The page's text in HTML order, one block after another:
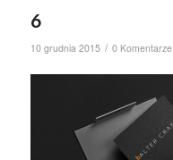
6
10 grudnia 2015 / 0 Komentarze